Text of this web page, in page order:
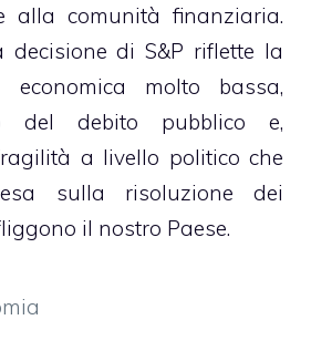
alla comunità finanziaria.
decisione di S&P riflette la
economica molto bassa,
del debito pubblico e,
a livello politico che
sulla risoluzione dei
il nostro Paese.